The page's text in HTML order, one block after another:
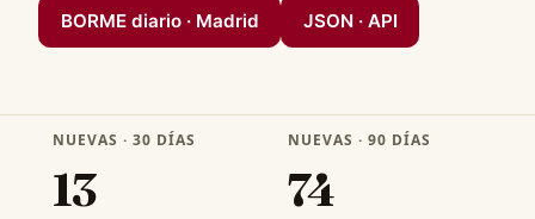
BORME diario · Madrid JSON · API
NUEVAS · 30 DÍAS
13
NUEVAS · 90 DÍAS
74